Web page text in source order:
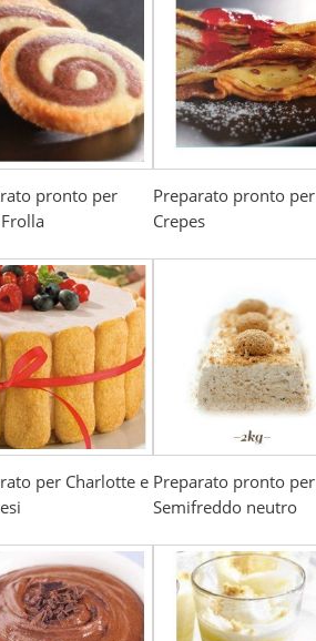
pronto per
Preparato pronto per
Crepes
per Charlotte e Preparato pronto per
Semifreddo neutro